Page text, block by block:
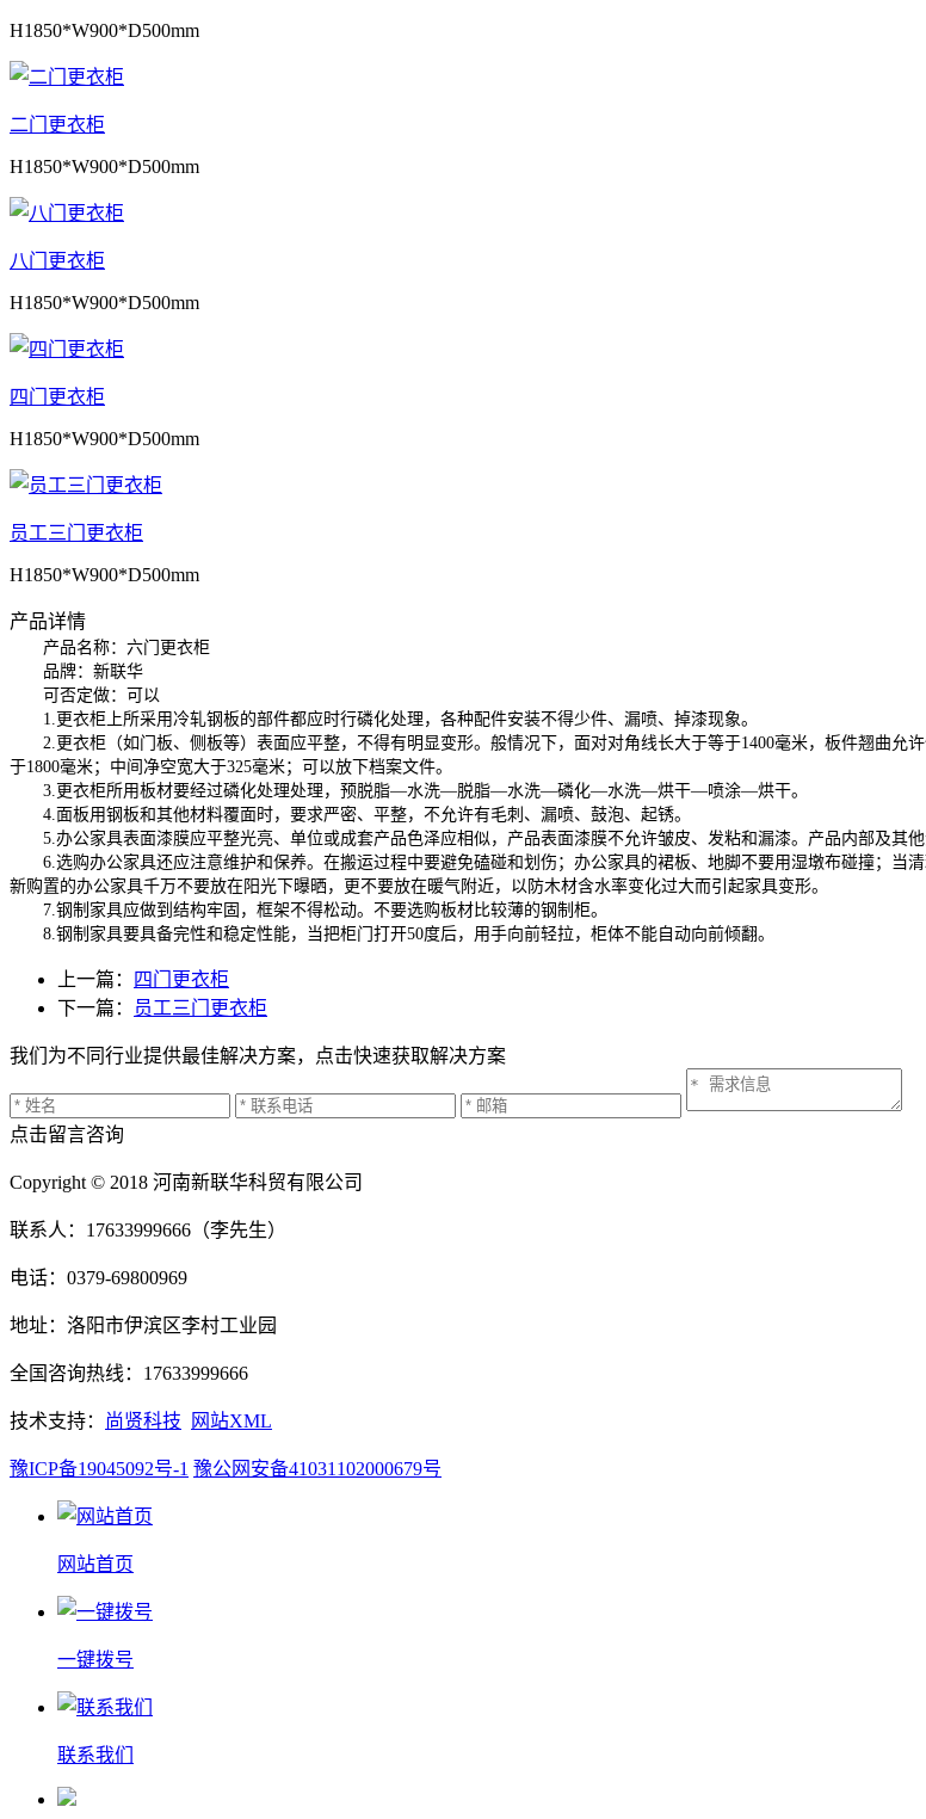
H1850*W900*D500mm
二门更衣柜
H1850*W900*D500mm
八门更衣柜
H1850*W900*D500mm
四门更衣柜
H1850*W900*D500mm
员工三门更衣柜
H1850*W900*D500mm
产品详情
产品名称：六门更衣柜
品牌：新联华
可否定做：可以
1.更衣柜上所采用冷轧钢板的部件都应时行磷化处理，各种配件安装不得少件、漏喷、掉漆现象。
2.更衣柜（如门板、侧板等）表面应平整，不得有明显变形。般情况下，面对对角线长大于等于1400毫米，板件翘曲允
于1800毫米；中间净空宽大于325毫米；可以放下档案文件。
3.更衣柜所用板材要经过磷化处理处理，预脱脂—水洗—脱脂—水洗—磷化—水洗—烘干—喷涂—烘干。
4.面板用钢板和其他材料覆面时，要求严密、平整，不允许有毛刺、漏喷、鼓泡、起锈。
5.办公家具表面漆膜应平整光亮、单位或成套产品色泽应相似，产品表面漆膜不允许皱皮、发粘和漏漆。产品内部及其他
6.选购办公家具还应注意维护和保养。在搬运过程中要避免磕碰和划伤；办公家具的裙板、地脚不要用湿墩布碰撞；当
新购置的办公家具千万不要放在阳光下曝晒，更不要放在暖气附近，以防木材含水率变化过大而引起家具变形。
7.钢制家具应做到结构牢固，框架不得松动。不要选购板材比较薄的钢制柜。
8.钢制家具要具备完性和稳定性能，当把柜门打开50度后，用手向前轻拉，柜体不能自动向前倾翻。
上一篇：
四门更衣柜
下一篇：
员工三门更衣柜
我们为不同行业提供最佳解决方案，点击快速获取解决方案
点击留言咨询
Copyright © 2018 河南新联华科贸有限公司
联系人：17633999666（李先生）
电话：0379-69800969
地址：洛阳市伊滨区李村工业园
全国咨询热线：17633999666
技术支持： 尚贤科技 网站XML
豫ICP备19045092号-1 豫公网安备41031102000679号
网站首页
一键拨号
联系我们